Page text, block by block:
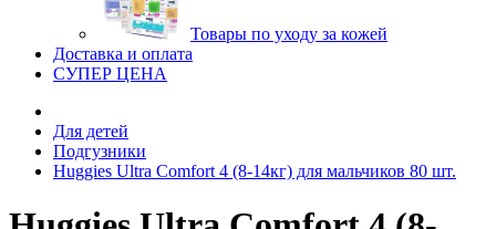
Товары по уходу за кожей
Доставка и оплата
СУПЕР ЦЕНА
Для детей
Подгузники
Huggies Ultra Comfort 4 (8-14кг) для мальчиков 80 шт.